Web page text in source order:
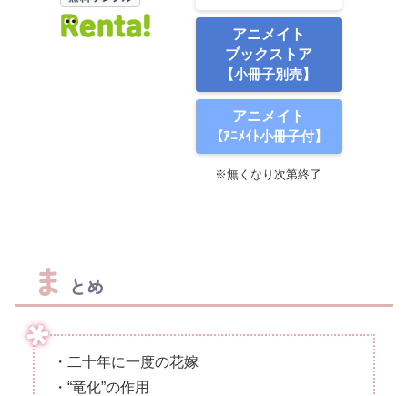
アニメイト
ブックストア
【小冊子別売】
アニメイト
【ｱﾆﾒｲﾄ小冊子付】
※無くなり次第終了
ま とめ
・二十年に一度の花嫁
・“竜化”の作用